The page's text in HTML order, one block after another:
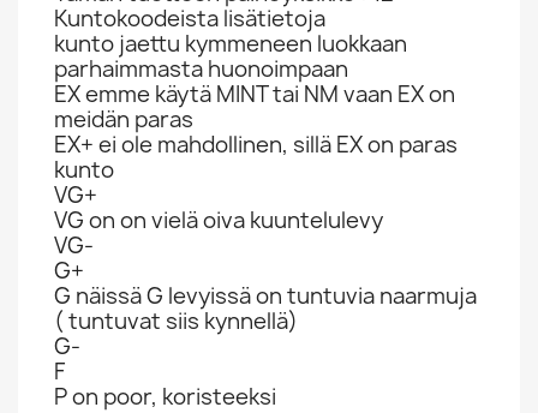
Kuntokoodeista lisätietoja
kunto jaettu kymmeneen luokkaan
parhaimmasta huonoimpaan
EX emme käytä MINT tai NM vaan EX on
meidän paras
EX+ ei ole mahdollinen, sillä EX on paras
kunto
VG+
VG on on vielä oiva kuuntelulevy
VG-
G+
G näissä G levyissä on tuntuvia naarmuja
( tuntuvat siis kynnellä)
G-
F
P on poor, koristeeksi